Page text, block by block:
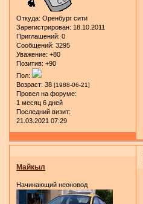
Откуда: Оренбург сити
Зарегистрирован: 18.10.2011
Приглашений: 0
Сообщений: 3295
Уважение: +80
Позитив: +90
Пол:
Возраст: 38 [1988-06-21]
Провел на форуме:
1 месяц 6 дней
Последний визит:
21.03.2021 07:29
Майкыл
Начинающий неоновод